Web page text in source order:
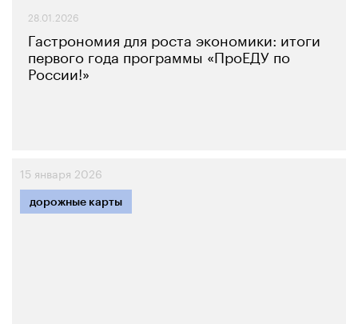
28.01.2026
Гастрономия для роста экономики: итоги
первого года программы «ПроЕДУ по
России!»
15 января 2026
дорожные карты